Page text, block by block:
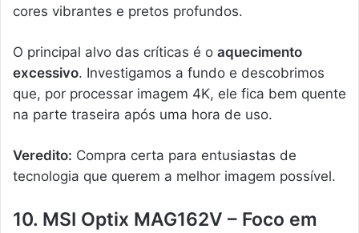
cores vibrantes e pretos profundos.
O principal alvo das críticas é o aquecimento
excessivo. Investigamos a fundo e descobrimos
que, por processar imagem 4K, ele fica bem quente
na parte traseira após uma hora de uso.
Veredito: Compra certa para entusiastas de
tecnologia que querem a melhor imagem possível.
10. MSI Optix MAG162V – Foco em